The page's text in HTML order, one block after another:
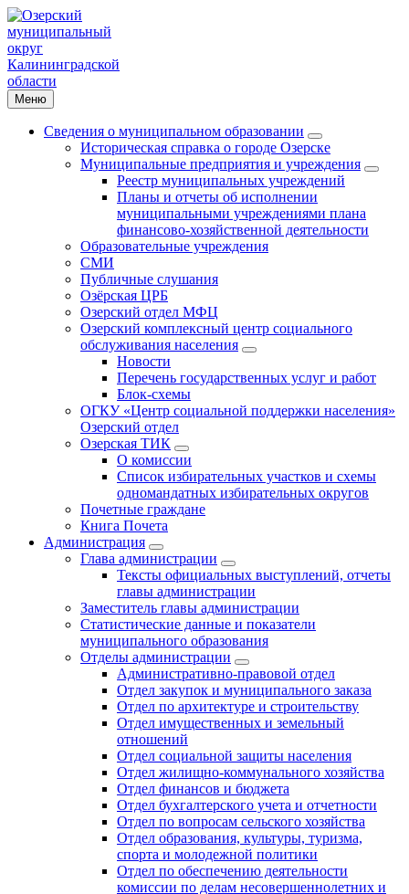
Меню
Сведения о муниципальном образовании
Историческая справка о городе Озерске
Муниципальные предприятия и учреждения
Реестр муниципальных учреждений
Планы и отчеты об исполнении
муниципальными учреждениями плана
финансово-хозяйственной деятельности
Образовательные учреждения
СМИ
Публичные слушания
Озёрская ЦРБ
Озерский отдел МФЦ
Озерский комплексный центр социального
обслуживания населения
Новости
Перечень государственных услуг и работ
Блок-схемы
ОГКУ «Центр социальной поддержки населения»
Озерский отдел
Озерская ТИК
О комиссии
Список избирательных участков и схемы
одномандатных избирательных округов
Почетные граждане
Книга Почета
Администрация
Глава администрации
Тексты официальных выступлений, отчеты
главы администрации
Заместитель главы администрации
Статистические данные и показатели
муниципального образования
Отделы администрации
Административно-правовой отдел
Отдел закупок и муниципального заказа
Отдел по архитектуре и строительству
Отдел имущественных и земельный
отношений
Отдел социальной защиты населения
Отдел жилищно-коммунального хозяйства
Отдел финансов и бюджета
Отдел бухгалтерского учета и отчетности
Отдел по вопросам сельского хозяйства
Отдел образования, культуры, туризма,
спорта и молодежной политики
Отдел по обеспечению деятельности
комиссии по делам несовершеннолетних и